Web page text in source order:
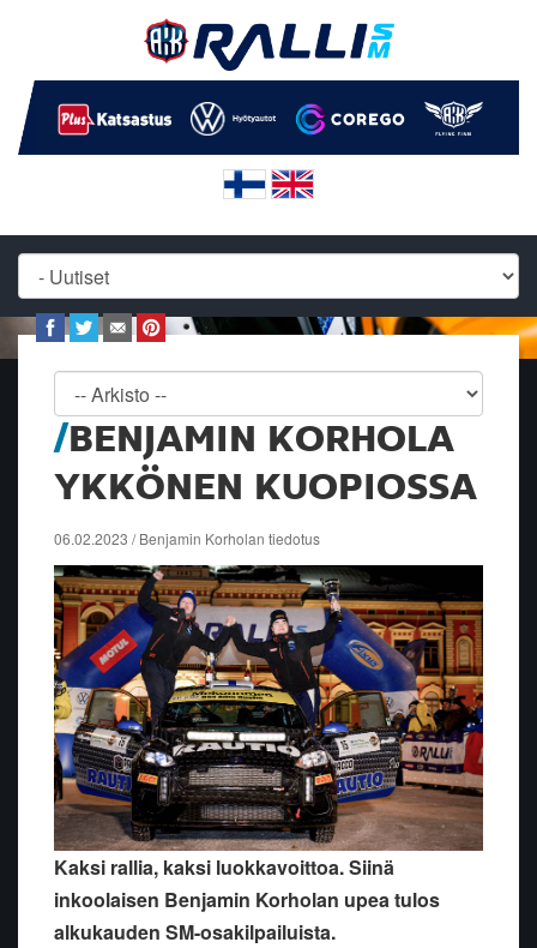
BENJAMIN KORHOLA
YKKÖNEN KUOPIOSSA
06.02.2023 / Benjamin Korholan tiedotus
Kaksi rallia, kaksi luokkavoittoa. Siinä
inkoolaisen Benjamin Korholan upea tulos
alkukauden SM-osakilpailuista.